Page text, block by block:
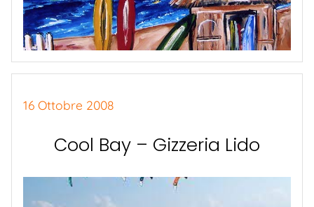
16 Ottobre 2008
Cool Bay – Gizzeria Lido